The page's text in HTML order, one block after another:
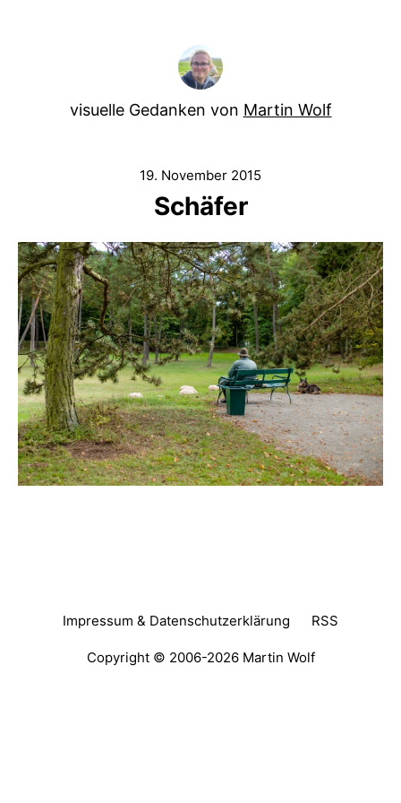
visuelle Gedanken von Martin Wolf
19. November 2015
Schäfer
Impressum & Datenschutzerklärung RSS
Copyright © 2006-2026 Martin Wolf